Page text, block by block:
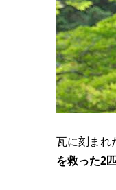
瓦に刻まれ
を救った2